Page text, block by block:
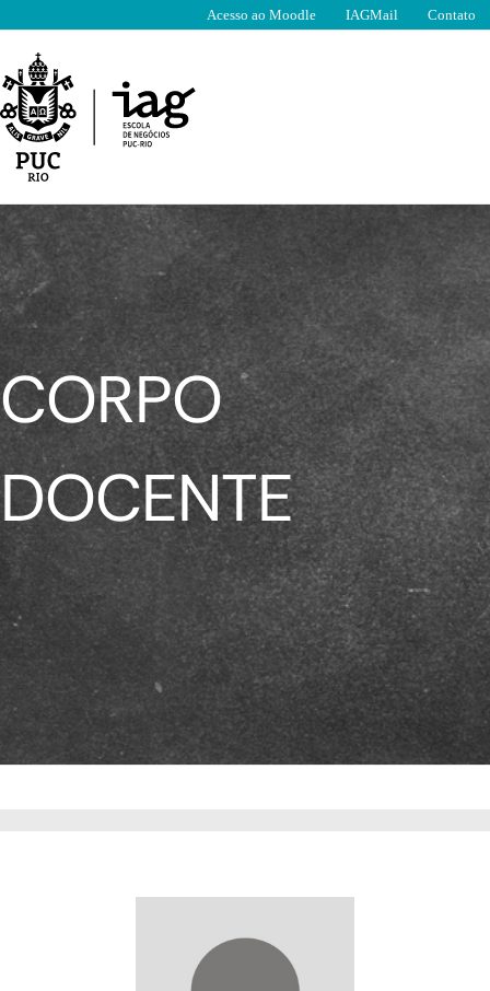
o
conteúdo
Acesso ao Moodle IAGMail Contato
CORPO
DOCENTE